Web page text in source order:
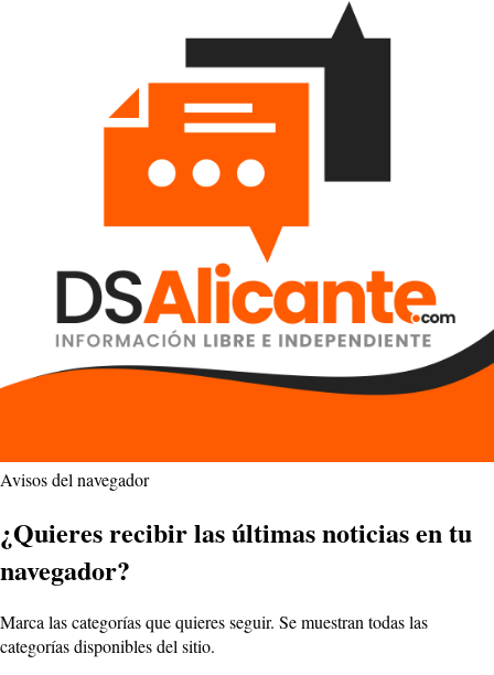
Avisos del navegador
¿Quieres recibir las últimas noticias en tu
navegador?
Marca las categorías que quieres seguir. Se muestran todas las
categorías disponibles del sitio.